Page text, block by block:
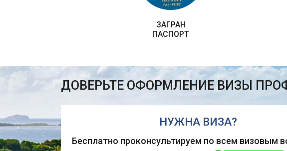
ЗАГРАН
ПАСПОРТ
ДОВЕРЬТЕ ОФОРМЛЕНИЕ ВИЗЫ
НУЖНА ВИЗА?
Бесплатно проконсультируем по всем визовым